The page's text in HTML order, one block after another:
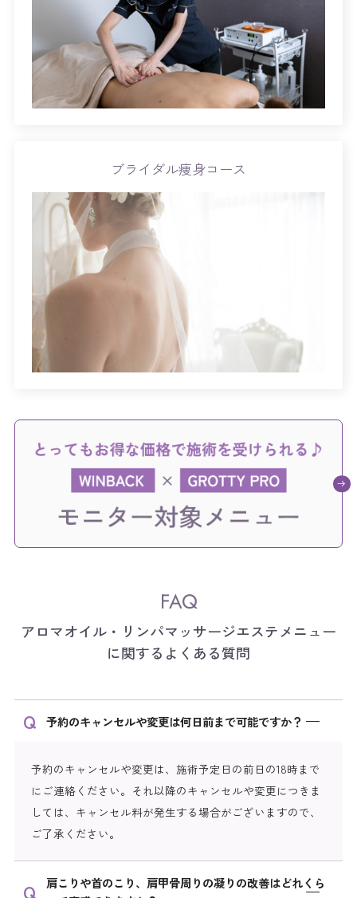
ブライダル痩身コース
アロマオイル・リンパマッサージエステメニュー
に関するよくある質問
予約のキャンセルや変更は何日前まで可能ですか？
予約のキャンセルや変更は、施術予定日の前日の18時まで
にご連絡ください。それ以降のキャンセルや変更につきま
しては、キャンセル料が発生する場合がございますので、
ご了承ください。
肩こりや首のこり、肩甲骨周りの凝りの改善はどれくら